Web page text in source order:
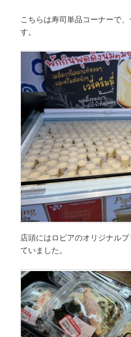
こちらは寿司単品コーナーで
す。
店頭にはロピアのオリジナル
ていました。